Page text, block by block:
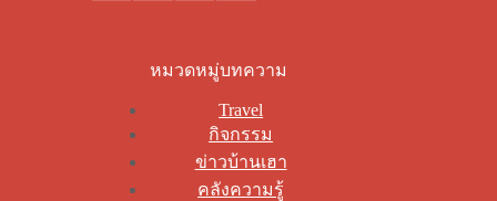
หมวดหมู่บทความ
Travel
กิจกรรม
ข่าวบ้านเฮา
คลังความรู้